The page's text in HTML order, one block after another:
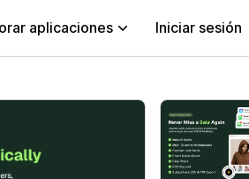
aplicaciones Iniciar sesión